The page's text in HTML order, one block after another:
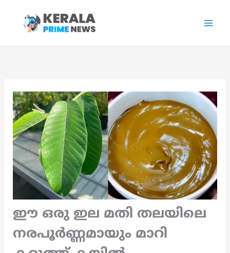
content
ഈ ഒരു ഇല മതി തലയിലെ
നരപൂർണ്ണമായും മാറി